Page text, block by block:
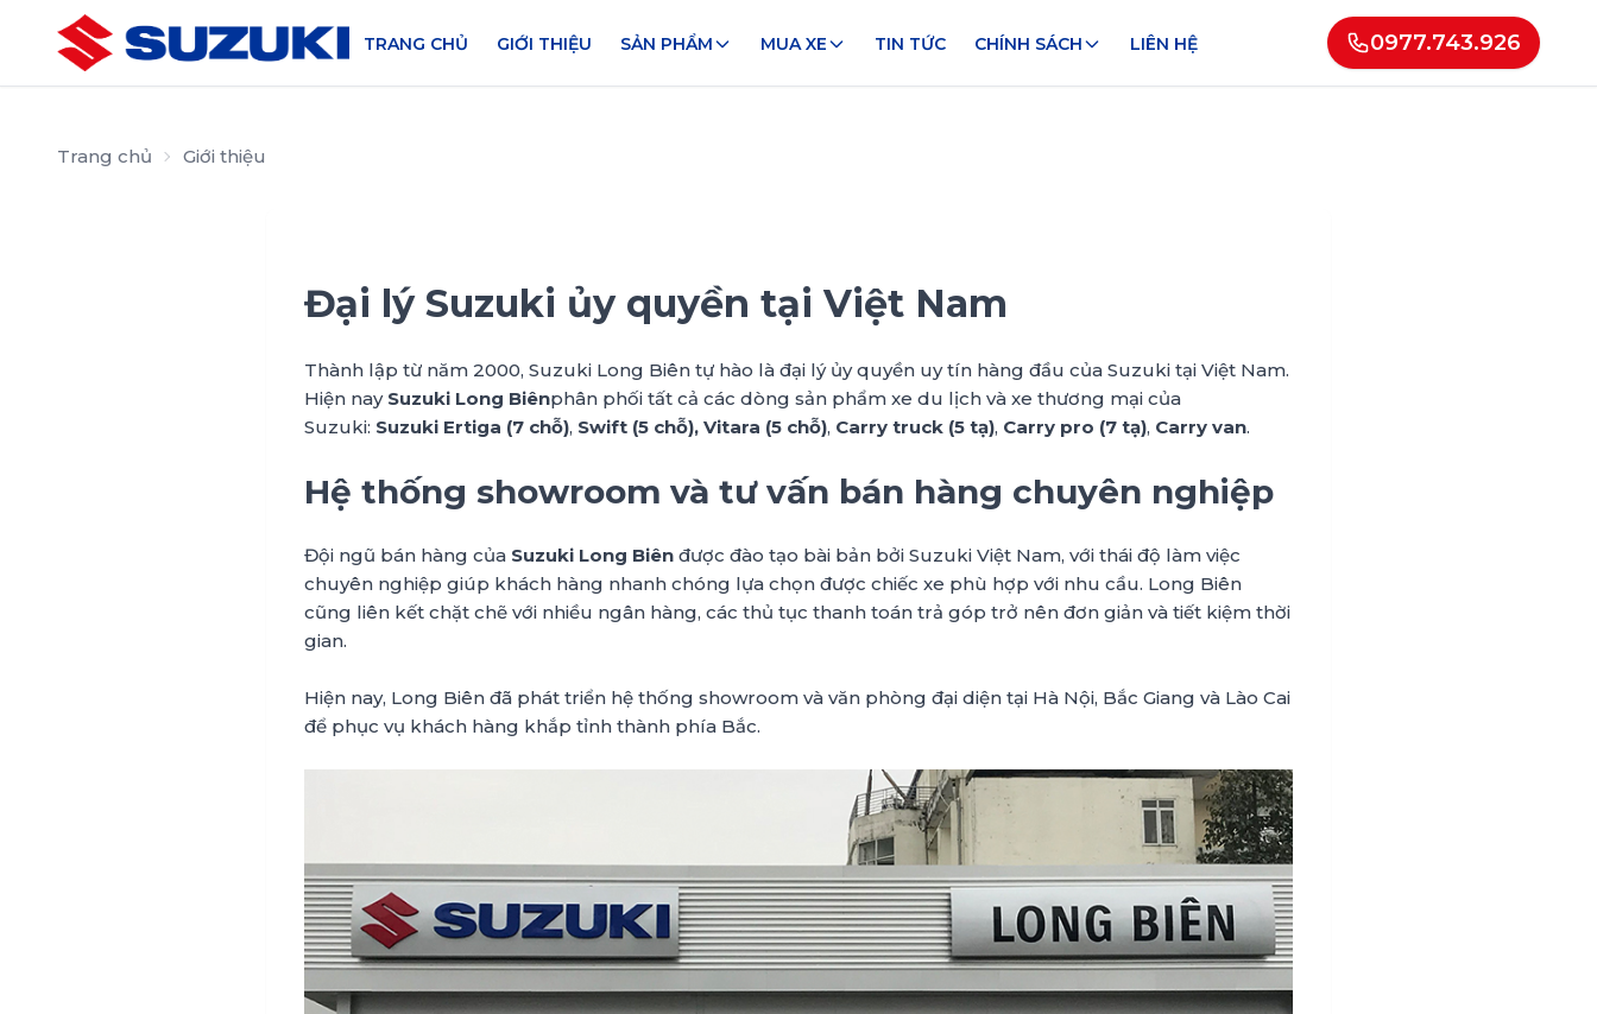
TRANG CHỦ GIỚI THIỆU SẢN PHẨM MUA XE TIN TỨC CHÍNH SÁCH LIÊN HỆ 0977.743.926
Trang chủ Giới thiệu
Đại lý Suzuki ủy quyền tại Việt Nam
Thành lập từ năm 2000, Suzuki Long Biên tự hào là đại lý ủy quyền uy tín hàng đầu của Suzuki tại Việt Nam.
Hiện nay Suzuki Long Biênphân phối tất cả các dòng sản phẩm xe du lịch và xe thương mại của
Suzuki: Suzuki Ertiga (7 chỗ), Swift (5 chỗ), Vitara (5 chỗ), Carry truck (5 tạ), Carry pro (7 tạ), Carry van.
Hệ thống showroom và tư vấn bán hàng chuyên nghiệp
Đội ngũ bán hàng của Suzuki Long Biên được đào tạo bài bản bởi Suzuki Việt Nam, với thái độ làm việc
chuyên nghiệp giúp khách hàng nhanh chóng lựa chọn được chiếc xe phù hợp với nhu cầu. Long Biên
cũng liên kết chặt chẽ với nhiều ngân hàng, các thủ tục thanh toán trả góp trở nên đơn giản và tiết kiệm thời
gian.
Hiện nay, Long Biên đã phát triển hệ thống showroom và văn phòng đại diện tại Hà Nội, Bắc Giang và Lào Cai
để phục vụ khách hàng khắp tỉnh thành phía Bắc.